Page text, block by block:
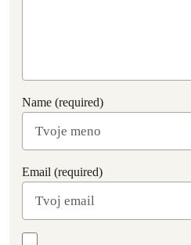
Name (required)
Email (required)